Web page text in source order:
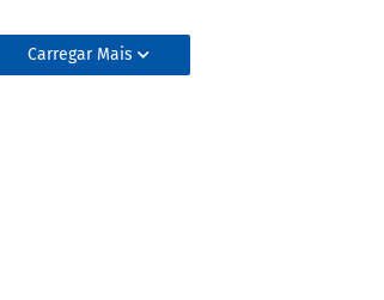
Carregar Mais